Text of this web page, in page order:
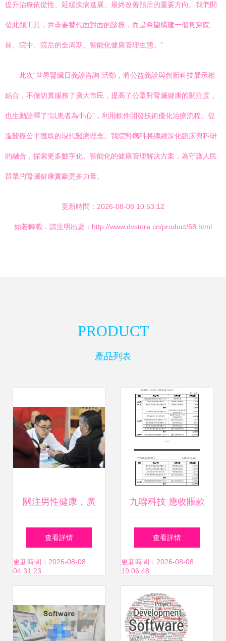
提升治療依從性、延緩疾病進展、最終改善預后的重要方向。我們開
發此類工具，并非要替代面對面的診療，而是希望構建一個貫穿院
前、院中、院后的全周期、智能化健康管理生態。”
此次“世界腎臟日義診咨詢”活動，將公益義診與創新科技展示相
結合，不僅切實服務了廣大市民，提高了公眾對腎臟健康的關注度，
也生動詮釋了“以患者為中心”，利用軟件開發技術優化治療流程、促
進醫療公平獲取的現代醫療理念。我院腎病科將繼續深化臨床與科研
的融合，探索更多數字化、智能化的健康管理解決方案，為守護人民
群眾的腎臟健康貢獻更多力量。
更新時間：2026-08-08 10:53:12
如若轉載，請注明出處：http://www.dvstore.cn/product/68.html
PRODUCT
產品列表
關注男性健康，廣
安門醫院舉辦“世界
男性健康日”專題健
查看詳情
更新時間：2026-08-08
04:31:23
九聯科技 應收賬款
依賴中移動，營收
下滑與現金流承壓
的健康預警
查看詳情
更新時間：2026-08-08
19:06:48